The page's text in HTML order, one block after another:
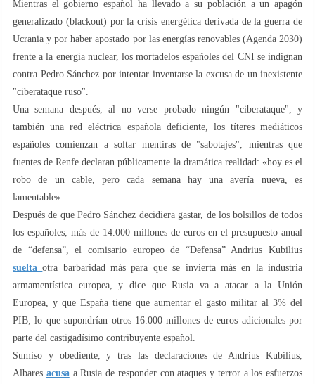
Mientras el gobierno español ha llevado a su población a un apagón
generalizado (blackout) por la crisis energética derivada de la guerra de
Ucrania y por haber apostado por las energías renovables (Agenda 2030)
frente a la energía nuclear, los mortadelos españoles del CNI se indignan
contra Pedro Sánchez por intentar inventarse la excusa de un inexistente
"ciberataque ruso".
Una semana después, al no verse probado ningún "ciberataque", y
también una red eléctrica española deficiente, los títeres mediáticos
españoles comienzan a soltar mentiras de "sabotajes", mientras que
fuentes de Renfe declaran públicamente la dramática realidad: «hoy es el
robo de un cable, pero cada semana hay una avería nueva, es
lamentable»
Después de que Pedro Sánchez decidiera gastar, de los bolsillos de todos
los españoles, más de 14.000 millones de euros en el presupuesto anual
de “defensa”, el comisario europeo de “Defensa” Andrius Kubilius
sueltaotra barbaridad más para que se invierta más en la industria
armamentística europea, y dice que Rusia va a atacar a la Unión
Europea, y que España tiene que aumentar el gasto militar al 3% del
PIB; lo que supondrían otros 16.000 millones de euros adicionales por
parte del castigadísimo contribuyente español.
Sumiso y obediente, y tras las declaraciones de Andrius Kubilius,
Albares acusaa Rusia de responder con ataques y terror a los esfuerzos